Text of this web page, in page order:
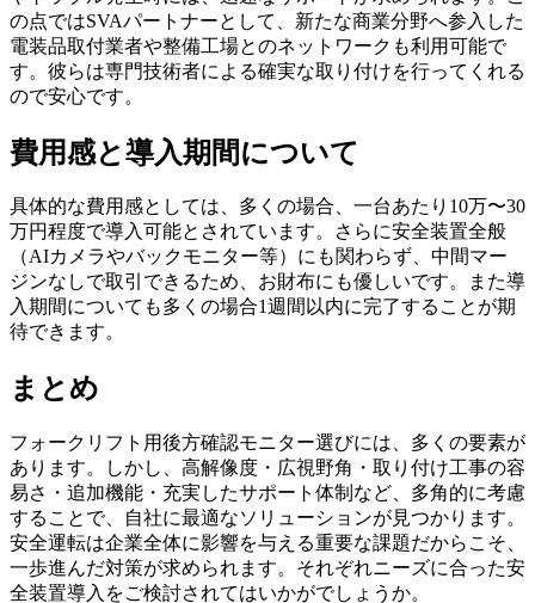
の点ではSVAパートナーとして、新たな商業分野へ参入した
電装品取付業者や整備工場とのネットワークも利用可能で
す。彼らは専門技術者による確実な取り付けを行ってくれる
ので安心です。
費用感と導入期間について
具体的な費用感としては、多くの場合、一台あたり10万〜30
万円程度で導入可能とされています。さらに安全装置全般
（AIカメラやバックモニター等）にも関わらず、中間マー
ジンなしで取引できるため、お財布にも優しいです。また導
入期間についても多くの場合1週間以内に完了することが期
待できます。
まとめ
フォークリフト用後方確認モニター選びには、多くの要素が
あります。しかし、高解像度・広視野角・取り付け工事の容
易さ・追加機能・充実したサポート体制など、多角的に考慮
することで、自社に最適なソリューションが見つかります。
安全運転は企業全体に影響を与える重要な課題だからこそ、
一歩進んだ対策が求められます。それぞれニーズに合った安
全装置導入をご検討されてはいかがでしょうか。